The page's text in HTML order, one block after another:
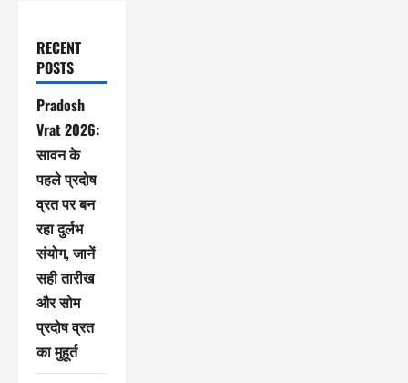
RECENT
POSTS
Pradosh
Vrat 2026:
सावन के
पहले प्रदोष
व्रत पर बन
रहा दुर्लभ
संयोग, जानें
सही तारीख
और सोम
प्रदोष व्रत
का मुहूर्त